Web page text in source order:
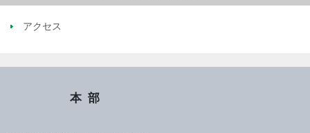
アクセス
本部